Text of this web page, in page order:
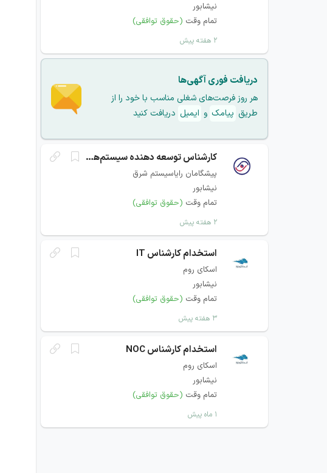
نیشابور
تمام وقت (حقوق توافقی)
۲ هفته پیش
دریافت فوری آگهی‌ها
هر روز فرصت‌های شغلی مناسب با خود را از
طریق پیامک و ایمیل دریافت کنید
کارشناس توسعه دهنده سیستم‌های اطلاعاتی
پیشگامان رایاسیستم شرق
نیشابور
تمام وقت (حقوق توافقی)
۲ هفته پیش
استخدام کارشناس IT
اسکای روم
نیشابور
تمام وقت (حقوق توافقی)
۳ هفته پیش
استخدام کارشناس NOC
اسکای روم
نیشابور
تمام وقت (حقوق توافقی)
۱ ماه پیش